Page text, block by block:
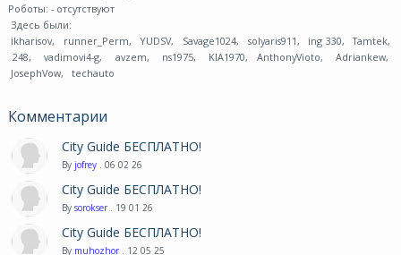
Роботы: - отсутствуют
Здесь были:
ikharisov, runner_Perm, YUDSV, Savage1024, solyaris911 , ing 330, Tamtek,
248, vadimovi4-g, avzem, ns1975, KIA1970, AnthonyVioto, Adriankew,
JosephVow, techauto
Комментарии
City Guide БЕСПЛАТНО!
By jofrey . 06 02 26
City Guide БЕСПЛАТНО!
By sorokser . 19 01 26
City Guide БЕСПЛАТНО!
By muhozhor . 12 05 25